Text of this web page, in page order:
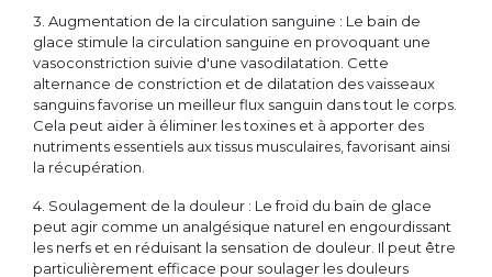
3. Augmentation de la circulation sanguine : Le bain de
glace stimule la circulation sanguine en provoquant une
vasoconstriction suivie d'une vasodilatation. Cette
alternance de constriction et de dilatation des vaisseaux
sanguins favorise un meilleur flux sanguin dans tout le corps.
Cela peut aider à éliminer les toxines et à apporter des
nutriments essentiels aux tissus musculaires, favorisant ainsi
la récupération.
4. Soulagement de la douleur : Le froid du bain de glace
peut agir comme un analgésique naturel en engourdissant
les nerfs et en réduisant la sensation de douleur. Il peut être
particulièrement efficace pour soulager les douleurs